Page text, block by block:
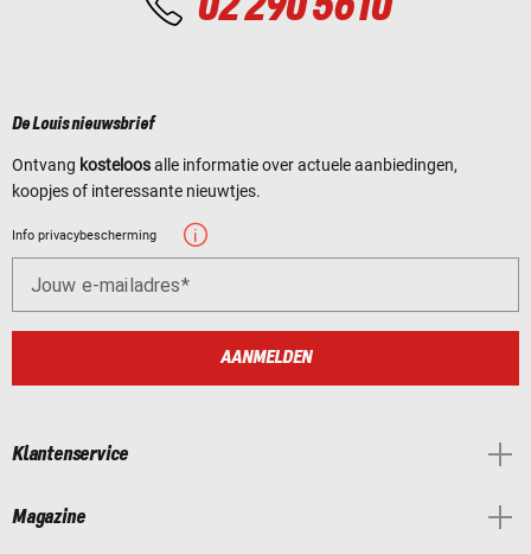
De Louis nieuwsbrief
Ontvang kosteloosalle informatie over actuele aanbiedingen,
koopjes of interessante nieuwtjes.
Info privacybescherming
Jouw e-mailadres
AANMELDEN
Klantenservice
Magazine